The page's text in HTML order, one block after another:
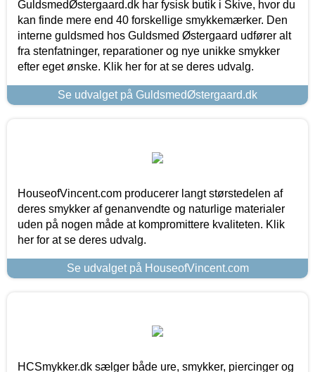
GuldsmedØstergaard.dk har fysisk butik i Skive, hvor du
kan finde mere end 40 forskellige smykkemærker. Den
interne guldsmed hos Guldsmed Østergaard udfører alt
fra stenfatninger, reparationer og nye unikke smykker
efter eget ønske. Klik her for at se deres udvalg.
Se udvalget på GuldsmedØstergaard.dk
HouseofVincent.com producerer langt størstedelen af
deres smykker af genanvendte og naturlige materialer
uden på nogen måde at kompromittere kvaliteten. Klik
her for at se deres udvalg.
Se udvalget på HouseofVincent.com
HCSmykker.dk sælger både ure, smykker, piercinger og